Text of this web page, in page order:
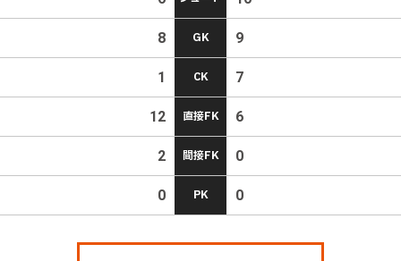
8 GK 9
1 CK 7
12 直接FK 6
2 間接FK 0
0 PK 0